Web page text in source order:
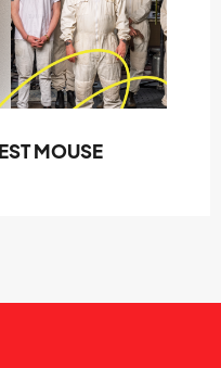
MOUSE